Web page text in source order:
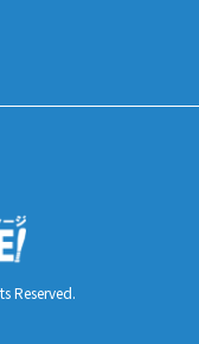
Reserved.